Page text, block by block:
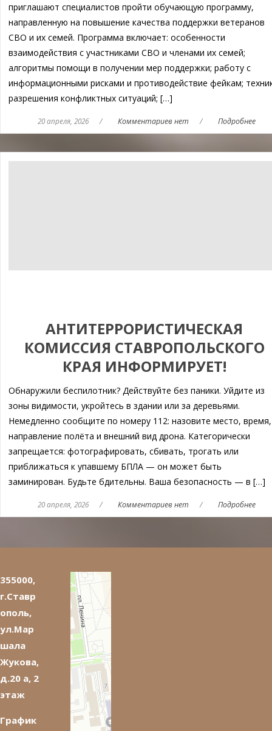
приглашают специалистов пройти обучающую программу,
направленную на повышение качества поддержки ветеранов
СВО и их семей. Программа включает: особенности
взаимодействия с участниками СВО и членами их семей;
алгоритмы помощи в получении мер поддержки; работу с
информационными рисками и противодействие фейкам;
разрешения конфликтных ситуаций; […]
20 апреля, 2026 / Комментариев нет / Подробнее
АНТИТЕРРОРИСТИЧЕСКАЯ
КОМИССИЯ СТАВРОПОЛЬСКОГО
КРАЯ ИНФОРМИРУЕТ!
Обнаружили беспилотник? Действуйте без паники. Уйдите из
зоны видимости, укройтесь в здании или за деревьями.
Немедленно сообщите по номеру 112: назовите место, время,
направление полёта и внешний вид дрона. Категорически
запрещается: фотографировать, сбивать, трогать или
приближаться к упавшему БПЛА — он может быть
заминирован. Будьте бдительны. Ваша безопасность — в […]
20 апреля, 2026 / Комментариев нет / Подробнее
355000,
г.Ставр
ополь,
ул.Мар
шала
Жукова,
д.20 а, 2
этаж
График